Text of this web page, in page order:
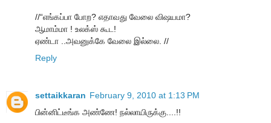
//“எங்கப்பா போற? எதாவது வேலை விஷயமா?
ஆமாம்மா ! உலக்ஸ் கூட!
ஏண்டா ..அவனுக்கே வேலை இல்லை. //
Reply
settaikkaran February 9, 2010 at 1:13 PM
பின்னிட்டீங்க அண்ணே! நல்லாயிருக்கு....!!